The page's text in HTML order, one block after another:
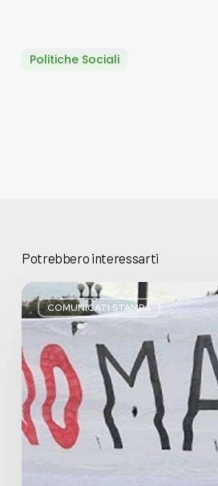
Politiche Sociali
Potrebbero interessarti
COMUNICATI STAMPA
Basta
bugie,
Regione
Lombardia
pratica
l’antimafia
solo
a
parole